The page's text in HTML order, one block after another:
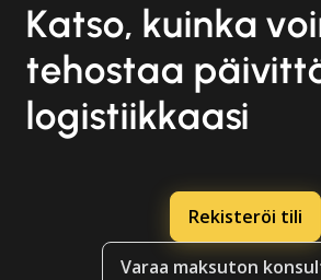
Katso, kuinka
tehostaa
logistiikkaasi
Rekisteröi tili
Varaa maksuton